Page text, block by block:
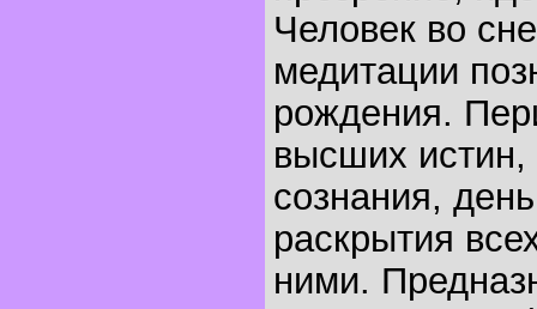
Человек во
медитации
рождения.
высших истин,
сознания,
раскрытия
ними.